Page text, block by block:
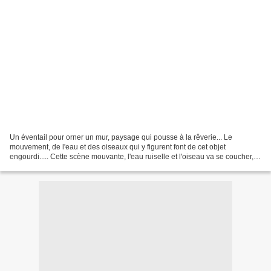
Un éventail pour orner un mur, paysage qui pousse à la rêverie... Le
mouvement, de l'eau et des oiseaux qui y figurent font de cet objet
engourdi..... Cette scène mouvante, l'eau ruiselle et l'oiseau va se coucher,